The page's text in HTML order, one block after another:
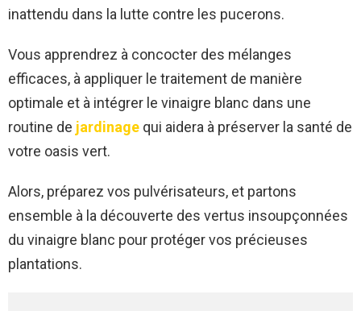
inattendu dans la lutte contre les pucerons.
Vous apprendrez à concocter des mélanges
efficaces, à appliquer le traitement de manière
optimale et à intégrer le vinaigre blanc dans une
routine de jardinage qui aidera à préserver la santé de
votre oasis vert.
Alors, préparez vos pulvérisateurs, et partons
ensemble à la découverte des vertus insoupçonnées
du vinaigre blanc pour protéger vos précieuses
plantations.